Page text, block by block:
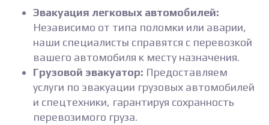
Эвакуация легковых автомобилей:
Независимо от типа поломки или аварии,
наши специалисты справятся с перевозкой
вашего автомобиля к месту назначения.
Грузовой эвакуатор: Предоставляем
услуги по эвакуации грузовых автомобилей
и спецтехники, гарантируя сохранность
перевозимого груза.